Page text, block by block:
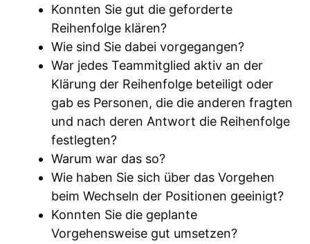
Konnten Sie gut die geforderte
Reihenfolge klären?
Wie sind Sie dabei vorgegangen?
War jedes Teammitglied aktiv an der
Klärung der Reihenfolge beteiligt oder
gab es Personen, die die anderen fragten
und nach deren Antwort die Reihenfolge
festlegten?
Warum war das so?
Wie haben Sie sich über das Vorgehen
beim Wechseln der Positionen geeinigt?
Konnten Sie die geplante
Vorgehensweise gut umsetzen?